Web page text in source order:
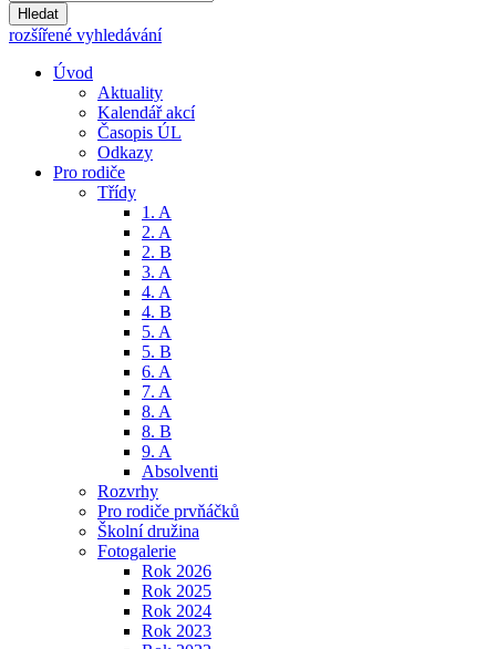
Hledat
rozšířené vyhledávání
Úvod
Aktuality
Kalendář akcí
Časopis ÚL
Odkazy
Pro rodiče
Třídy
1. A
2. A
2. B
3. A
4. A
4. B
5. A
5. B
6. A
7. A
8. A
8. B
9. A
Absolventi
Rozvrhy
Pro rodiče prvňáčků
Školní družina
Fotogalerie
Rok 2026
Rok 2025
Rok 2024
Rok 2023